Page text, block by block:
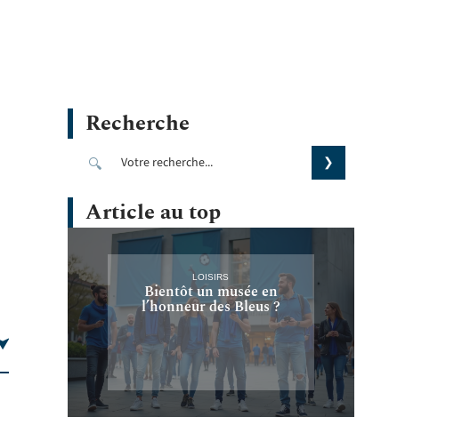
Recherche
Article au top
LOISIRS
Bientôt un musée en
l’honneur des Bleus ?